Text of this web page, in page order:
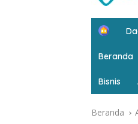
H
e
Beranda
Bisnis
Beranda